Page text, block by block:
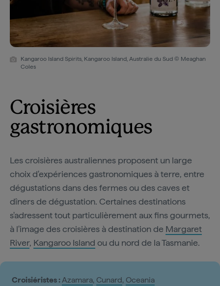
Kangaroo Island Spirits, Kangaroo Island, Australie du Sud © Meaghan
Coles
Croisières
gastronomiques
Les croisières australiennes proposent un large
choix d'expériences gastronomiques à terre, entre
dégustations dans des fermes ou des caves et
dîners de dégustation. Certaines destinations
s'adressent tout particulièrement aux fins gourmets,
à l'image des croisières à destination de Margaret
River, Kangaroo Island ou du nord de la Tasmanie.
Croisiéristes :Azamara, Cunard, Oceania